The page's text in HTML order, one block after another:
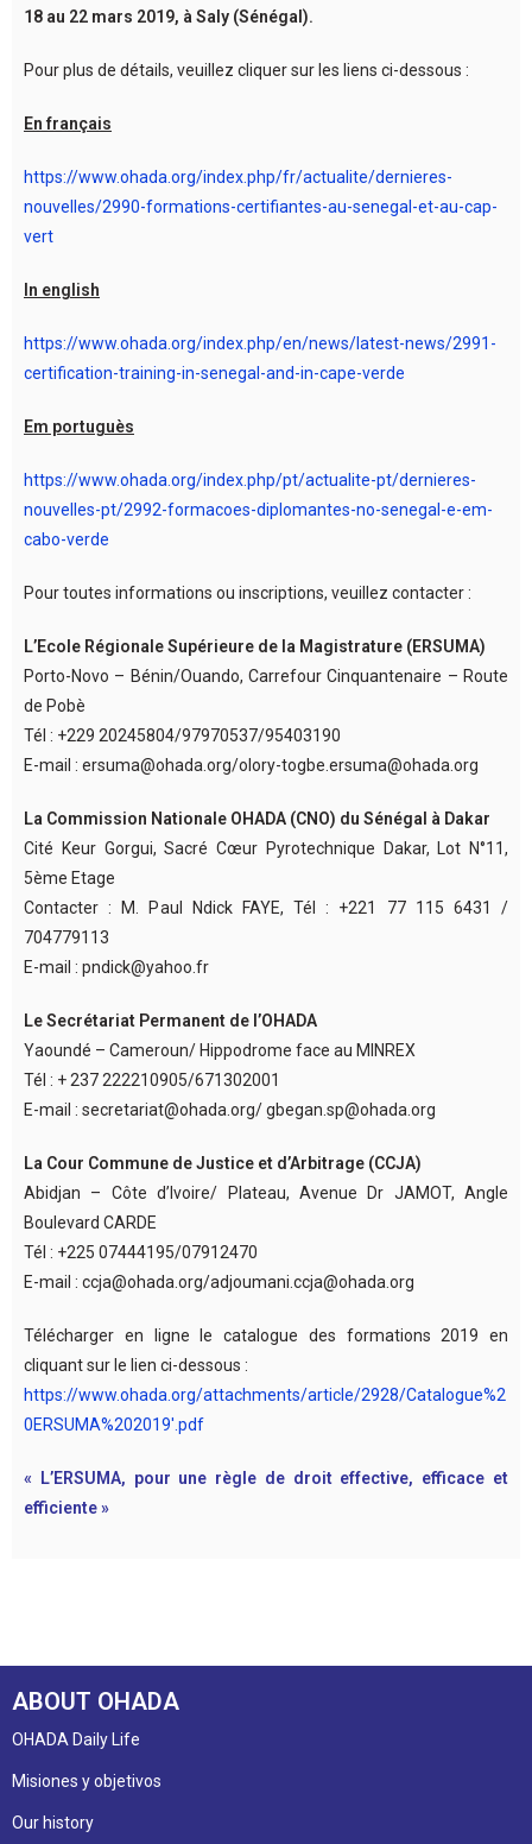
18 au 22 mars 2019, à Saly (Sénégal).
Pour plus de détails, veuillez cliquer sur les liens ci-dessous :
En français
https://www.ohada.org/index.php/fr/actualite/dernieres-
nouvelles/2990-formations-certifiantes-au-senegal-et-au-cap-
vert
In english
https://www.ohada.org/index.php/en/news/latest-news/2991-
certification-training-in-senegal-and-in-cape-verde
Em portuguès
https://www.ohada.org/index.php/pt/actualite-pt/dernieres-
nouvelles-pt/2992-formacoes-diplomantes-no-senegal-e-em-
cabo-verde
Pour toutes informations ou inscriptions, veuillez contacter :
L’Ecole Régionale Supérieure de la Magistrature (ERSUMA)
Porto-Novo – Bénin/Ouando, Carrefour Cinquantenaire – Route
de Pobè
Tél : +229 20245804/97970537/95403190
E-mail : ersuma@ohada.org/olory-togbe.ersuma@ohada.org
La Commission Nationale OHADA (CNO) du Sénégal à Dakar
Cité Keur Gorgui, Sacré Cœur Pyrotechnique Dakar, Lot N°11,
5ème Etage
Contacter : M. Paul Ndick FAYE, Tél : +221 77 115 6431 /
704779113
E-mail : pndick@yahoo.fr
Le Secrétariat Permanent de l’OHADA
Yaoundé – Cameroun/ Hippodrome face au MINREX
Tél : + 237 222210905/671302001
E-mail : secretariat@ohada.org/ gbegan.sp@ohada.org
La Cour Commune de Justice et d’Arbitrage (CCJA)
Abidjan – Côte d’Ivoire/ Plateau, Avenue Dr JAMOT, Angle
Boulevard CARDE
Tél : +225 07444195/07912470
E-mail : ccja@ohada.org/adjoumani.ccja@ohada.org
Télécharger en ligne le catalogue des formations 2019 en
cliquant sur le lien ci-dessous :
https://www.ohada.org/attachments/article/2928/Catalogue%2
0ERSUMA%202019′.pdf
« L’ERSUMA, pour une règle de droit effective, efficace et
efficiente »
ABOUT OHADA
OHADA Daily Life
Misiones y objetivos
Our history